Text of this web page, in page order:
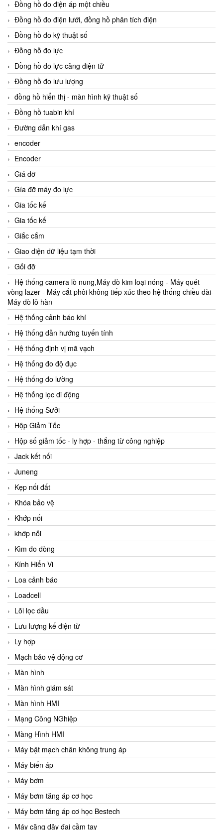
Đồng hồ đo điện áp một chiều
Đồng hồ đo điện lưới, đồng hồ phân tích điện
Đồng hồ đo kỹ thuật số
Đồng hồ đo lực
Đồng hồ đo lực căng điện tử
Đồng hồ đo lưu lượng
đồng hồ hiển thị - màn hình kỹ thuật số
Đồng hồ tuabin khí
Đường dẫn khí gas
encoder
Encoder
Giá đỡ
Gía đỡ máy đo lực
Gia tốc kế
Gia tốc kế
Giắc cắm
Giao diện dữ liệu tạm thời
Gối đỡ
Hệ thống camera lò nung,Máy dò kim loại nóng - Máy quét
vòng lazer - Máy cắt phôi không tiếp xúc theo hệ thống chiều dài-
Máy dò lỗ hàn
Hệ thống cảnh báo khí
Hệ thống dẫn hướng tuyến tính
Hệ thống định vị mã vạch
Hệ thống đo độ đục
Hệ thống đo lường
Hệ thống lọc di động
Hệ thống Sưởi
Hộp Giảm Tốc
Hộp số giảm tốc - ly hợp - thắng từ công nghiệp
Jack kết nối
Juneng
Kẹp nối đất
Khóa bảo vệ
Khớp nối
khớp nối
Kìm đo dòng
Kính Hiển Vi
Loa cảnh báo
Loadcell
Lõi lọc dầu
Lưu lượng kế điện từ
Ly hợp
Mạch bảo vệ động cơ
Màn hình
Màn hình giám sát
Màn hình HMI
Mạng Công NGhiệp
Màng Hình HMI
Máy bật mạch chân không trung áp
Máy biến áp
Máy bơm
Máy bơm tăng áp cơ học
Máy bơm tăng áp cơ học Bestech
Máy căng dây đai cầm tay